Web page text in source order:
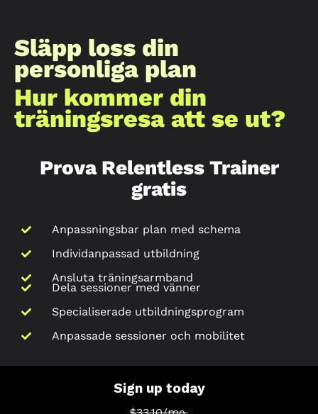
Släpp loss din
personliga plan
Hur kommer din
träningsresa att se ut?
Prova Relentless Trainer
gratis
Anpassningsbar plan med schema
Individanpassad utbildning
Ansluta träningsarmband
Dela sessioner med vänner
Specialiserade utbildningsprogram
Anpassade sessioner och mobilitet